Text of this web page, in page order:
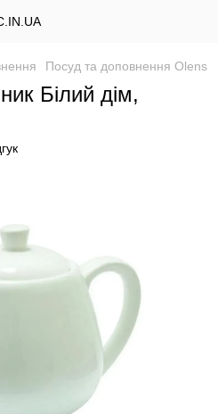
Посуд та доповнення Olens
Білий дім,